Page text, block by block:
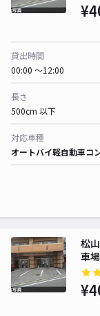
貸出時間
00:00 〜12:00
長さ
500cm 以下
対応車種
オートバイ軽自動車コ
松
車